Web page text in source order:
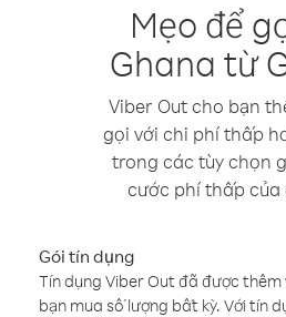
Mẹo để
Ghana từ
Viber Out cho bạn
gọi với chi phí thấp
trong các tùy chọn
cước phí thấp của
Gói tín dụng
Tín dụng Viber Out đã được
bạn mua số lượng bất kỳ. Với tín